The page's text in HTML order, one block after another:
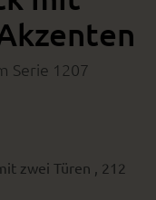
Serie 1207
zwei Türen , 212